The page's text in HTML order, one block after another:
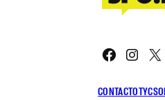
CONTACTOTYC